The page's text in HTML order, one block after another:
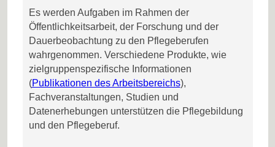
Es werden Aufgaben im Rahmen der
Öffentlichkeitsarbeit, der Forschung und der
Dauerbeobachtung zu den Pflegeberufen
wahrgenommen. Verschiedene Produkte, wie
zielgruppenspezifische Informationen
(Publikationen des Arbeitsbereichs),
Fachveranstaltungen, Studien und
Datenerhebungen unterstützen die Pflegebildung
und den Pflegeberuf.